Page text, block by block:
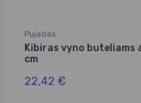
Pujadas
Kibiras vyno buteliams
cm
22,42 €